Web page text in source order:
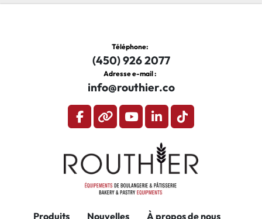
Téléphone:
(450) 926 2077
Adresse e-mail :
info@routhier.co
facebook
otheryoutubelinkedintiktok
Produits Nouvelles À propos de nous